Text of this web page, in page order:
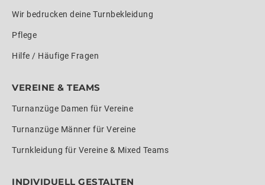
Wir bedrucken deine Turnbekleidung
Pflege
Hilfe / Häufige Fragen
VEREINE & TEAMS
Turnanzüge Damen für Vereine
Turnanzüge Männer für Vereine
Turnkleidung für Vereine & Mixed Teams
INDIVIDUELL GESTALTEN